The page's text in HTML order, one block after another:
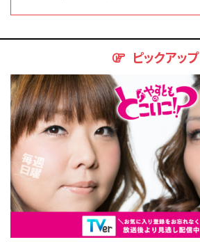
ピックアップ